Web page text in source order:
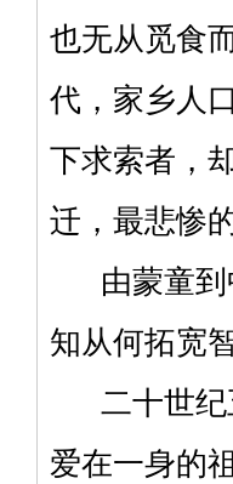
也无从觅食
代，家乡人
下求索者，
迁，最悲惨
由蒙童到
知从何拓宽
二十世纪
爱在一身的